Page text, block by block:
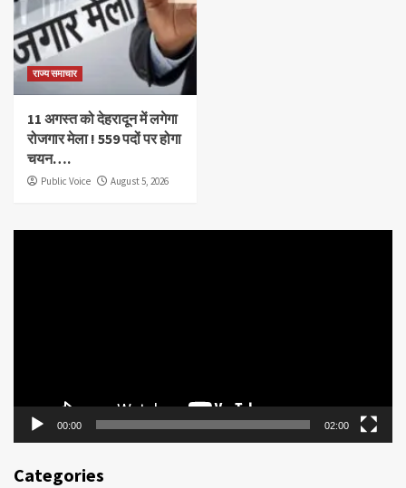
राज्य समाचार
11 अगस्त को देहरादून में लगेगा
रोजगार मेला ! 559 पदों पर होगा
चयन….
Public Voice August 5, 2026
00:00 02:00
Categories